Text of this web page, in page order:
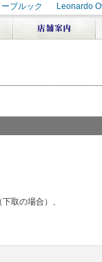
ブルック Leonardo
ティ ラインD
ロンシリーズ カヴゼッ
取の場合）、